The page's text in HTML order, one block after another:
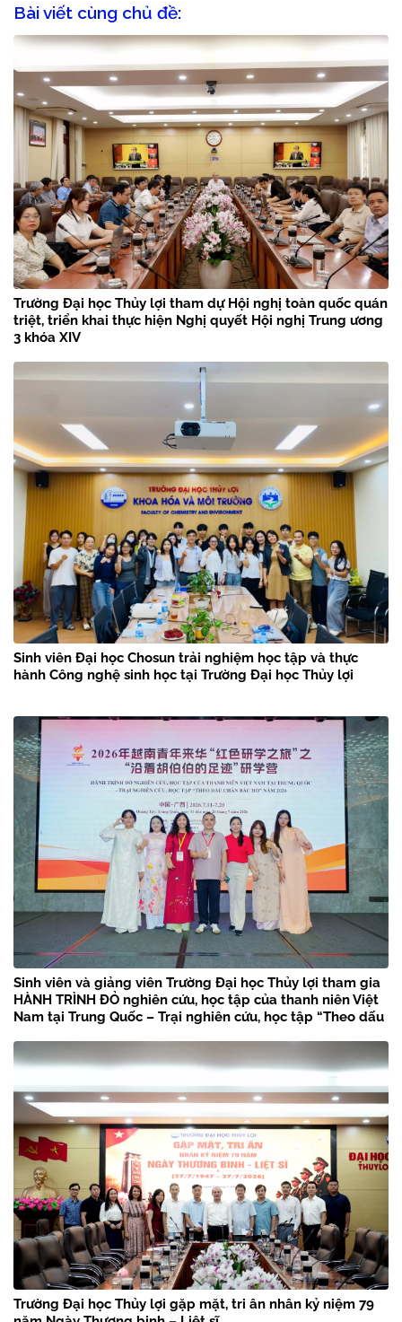
Bài viết cùng chủ đề:
Trường Đại học Thủy lợi tham dự Hội nghị toàn quốc quán
triệt, triển khai thực hiện Nghị quyết Hội nghị Trung ương
3 khóa XIV
Sinh viên Đại học Chosun trải nghiệm học tập và thực
hành Công nghệ sinh học tại Trường Đại học Thủy lợi
Sinh viên và giảng viên Trường Đại học Thủy lợi tham gia
HÀNH TRÌNH ĐỎ nghiên cứu, học tập của thanh niên Việt
Nam tại Trung Quốc – Trại nghiên cứu, học tập “Theo dấu
Trường Đại học Thủy lợi gặp mặt, tri ân nhân kỷ niệm 79